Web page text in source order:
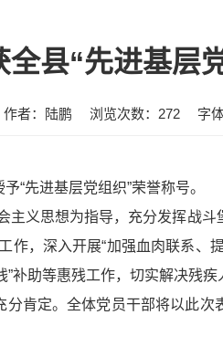
县“先进基层
作者：陆鹏 浏览次数： 272 字
“先进基层党组织”荣誉称号。
义思想为指导，充分发挥战
，深入开展“加强血肉联系、
补助等惠残工作，切实解决残疾
分肯定。全体党员干部将以此